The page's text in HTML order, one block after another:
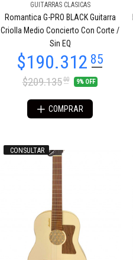
GUITARRAS CLASICAS
Romantica G-PRO BLACK Guitarra
Criolla Medio Concierto Con Corte /
Sin EQ
$209.13500 9% OFF
COMPRAR
CONSULTAR
90
$353.707 90